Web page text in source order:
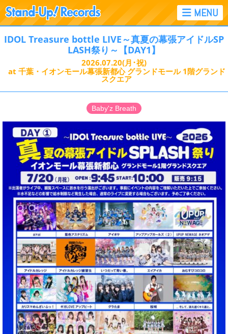
IDOL Treasure bottle LIVE～真夏の幕張アイドルSP
LASH祭り～【DAY1】
2026.07.20(月･祝)
at 千葉・イオンモール幕張新都心 グランドモール 1階グランド
スクエア
Baby'z Breath